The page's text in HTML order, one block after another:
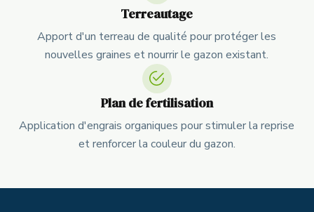
Terreautage
Apport d'un terreau de qualité pour protéger les
nouvelles graines et nourrir le gazon existant.
Plan de fertilisation
Application d'engrais organiques pour stimuler la reprise
et renforcer la couleur du gazon.